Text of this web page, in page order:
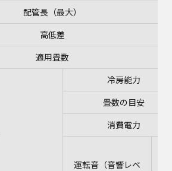
配管長（最大）
高低差
適用畳数
冷房能力
畳数の目安
消費電力
運転音（音響レベ